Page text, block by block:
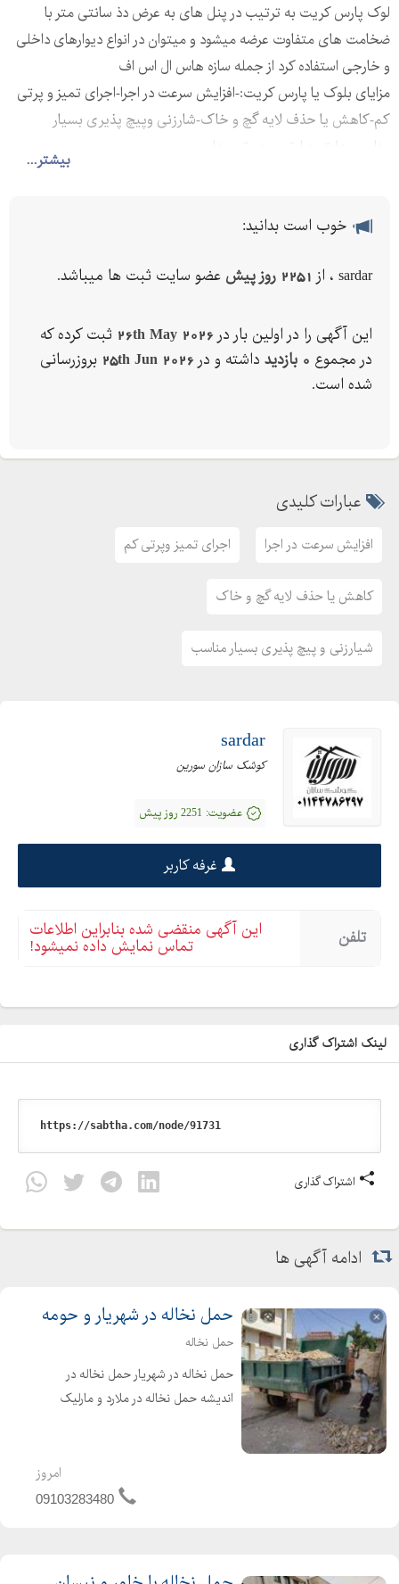
بیشتر...
لوک پارس کریت به ترتیب در پنل های به عرض دذ سانتی متر با
ضخامت های متفاوت عرضه میشود و میتوان در انواع دیوارهای داخلی
و خارجی استفاده کرد از جمله سازه هاس ال اس اف
مزایای بلوک یا پارس کریت:-افزایش سرعت در اجرا-اجرای تمیز و پرتی
کم-کاهش یا حذف لایه گچ و خاک-شارزنی وپیچ پذیری بسیار
خوب است بدانید:
sardar ، از 2251 روز پیش عضو سایت ثبت ها میباشد.
این آگهی را در اولین بار در 26th May 2026 ثبت کرده که
در مجموع 0 بازدید داشته و در 25th Jun 2026 بروزرسانی
شده است.
عبارات کلیدی
افزایش سرعت در اجرا اجرای تمیز وپرتی کم
کاهش یا حذف لایه گچ و خاک
شیارزنی و پیچ پذیری بسیار مناسب
sardar
کوشک سازان سورین
عضویت: 2251 روز پیش
غرفه کاربر
تلفن این آگهی منقضی شده بنابراین اطلاعات
تماس نمایش داده نمیشود!
لینک اشتراک گذاری
اشتراک گذاری
ادامه آگهی ها
حمل نخاله در شهریار و حومه
حمل نخاله
حمل نخاله در شهریار حمل نخاله در
اندیشه حمل نخاله در ملارد و مارلیک
کندن استخر و کندن پی فروش مصالحامروز
09103283480